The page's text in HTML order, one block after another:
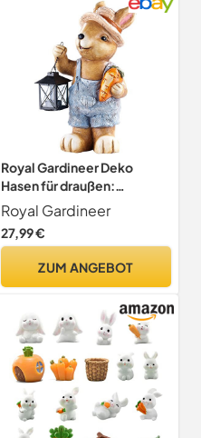
Royal Gardineer Deko
Hasen für draußen:
Wasserfester Deko-Hase
Karotte mit Laterne
(Osterhase, Osterhasen für
Royal Gardineer
27,99 €
ZUM ANGEBOT